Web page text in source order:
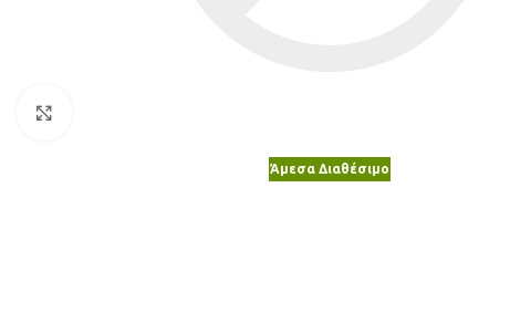
Άμεσα Διαθέσιμο